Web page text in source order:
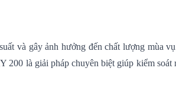
và gây ảnh hưởng đến chất lượng mùa
là giải pháp chuyên biệt giúp kiểm